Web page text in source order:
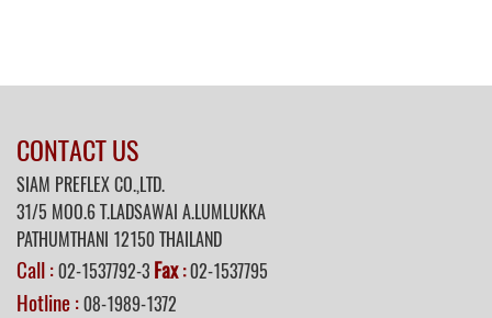
CONTACT US
SIAM PREFLEX CO.,LTD.
31/5 MOO.6 T.LADSAWAI A.LUMLUKKA
PATHUMTHANI 12150 THAILAND
Call :02-1537792-3 Fax:02-1537795
Hotline :08-1989-1372